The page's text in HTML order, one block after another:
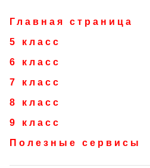
Главная страница
5 класс
6 класс
7 класс
8 класс
9 класс
Полезные сервисы